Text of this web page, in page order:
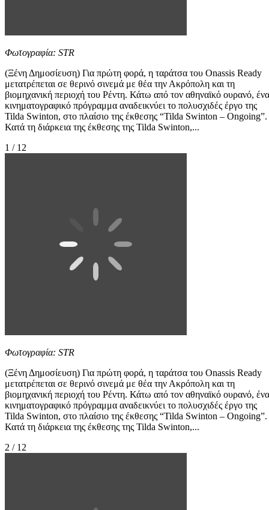
Φωτογραφία: STR
(Ξένη Δημοσίευση) Για πρώτη φορά, η ταράτσα του Onassis Ready
μετατρέπεται σε θερινό σινεμά με θέα την Ακρόπολη και τη
βιομηχανική περιοχή του Ρέντη. Κάτω από τον αθηναϊκό ουρανό, ένα
κινηματογραφικό πρόγραμμα αναδεικνύει το πολυσχιδές έργο της
Tilda Swinton, στο πλαίσιο της έκθεσης “Tilda Swinton – Ongoing”.
Κατά τη διάρκεια της έκθεσης της Tilda Swinton,...
1 / 12
Φωτογραφία: STR
(Ξένη Δημοσίευση) Για πρώτη φορά, η ταράτσα του Onassis Ready
μετατρέπεται σε θερινό σινεμά με θέα την Ακρόπολη και τη
βιομηχανική περιοχή του Ρέντη. Κάτω από τον αθηναϊκό ουρανό, ένα
κινηματογραφικό πρόγραμμα αναδεικνύει το πολυσχιδές έργο της
Tilda Swinton, στο πλαίσιο της έκθεσης “Tilda Swinton – Ongoing”.
Κατά τη διάρκεια της έκθεσης της Tilda Swinton,...
2 / 12